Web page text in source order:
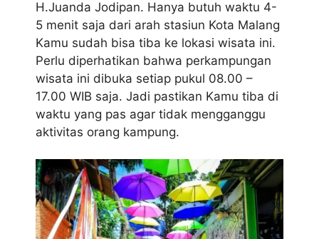
H.Juanda Jodipan. Hanya butuh waktu 4-
5 menit saja dari arah stasiun Kota Malang
Kamu sudah bisa tiba ke lokasi wisata ini.
Perlu diperhatikan bahwa perkampungan
wisata ini dibuka setiap pukul 08.00 –
17.00 WIB saja. Jadi pastikan Kamu tiba di
waktu yang pas agar tidak mengganggu
aktivitas orang kampung.